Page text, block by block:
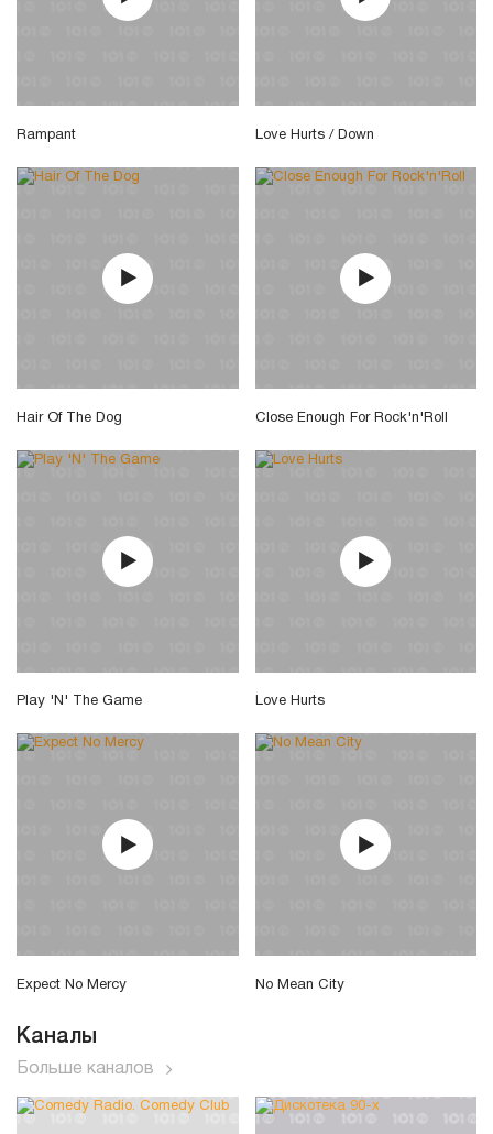
Rampant Love Hurts / Down
Hair Of The Dog Close Enough For Rock'n'Roll
Play 'N' The Game Love Hurts
Expect No Mercy No Mean City
Каналы
Больше каналов